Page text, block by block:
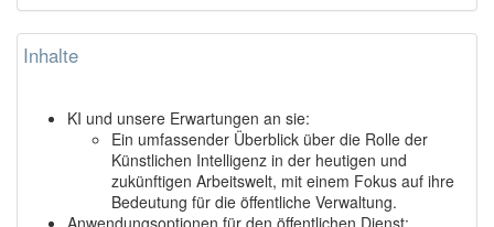
Inhalte
KI und unsere Erwartungen an sie:
Ein umfassender Überblick über die Rolle der
Künstlichen Intelligenz in der heutigen und
zukünftigen Arbeitswelt, mit einem Fokus auf ihre
Bedeutung für die öffentliche Verwaltung.
Anwendungsoptionen für den öffentlichen Dienst: